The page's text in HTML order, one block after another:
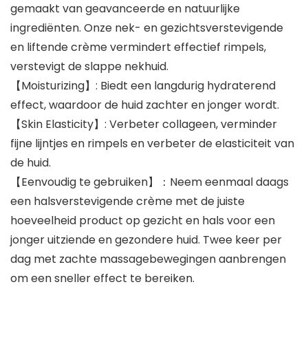
gemaakt van geavanceerde en natuurlijke
ingrediënten. Onze nek- en gezichtsverstevigende
en liftende crème vermindert effectief rimpels,
verstevigt de slappe nekhuid.
【Moisturizing】: Biedt een langdurig hydraterend
effect, waardoor de huid zachter en jonger wordt.
【Skin Elasticity】: Verbeter collageen, verminder
fijne lijntjes en rimpels en verbeter de elasticiteit van
de huid.
【Eenvoudig te gebruiken】：Neem eenmaal daags
een halsverstevigende crème met de juiste
hoeveelheid product op gezicht en hals voor een
jonger uitziende en gezondere huid. Twee keer per
dag met zachte massagebewegingen aanbrengen
om een ​​sneller effect te bereiken.